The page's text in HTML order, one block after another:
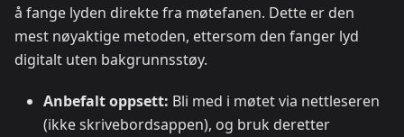
å fange lyden direkte fra møtefanen. Dette er den
mest nøyaktige metoden, ettersom den fanger lyd
digitalt uten bakgrunnsstøy.
Anbefalt oppsett: Bli med i møtet via nettleseren
(ikke skrivebordsappen), og bruk deretter